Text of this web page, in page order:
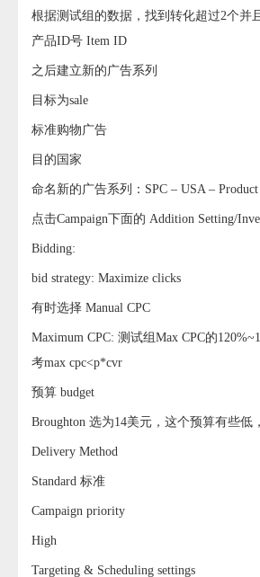
根据测试组的数据，找到转化超过2个并
产品ID号 Item ID
之后建立新的广告系列
目标为sale
标准购物广告
目的国家
命名新的广告系列：SPC – USA –
点击Campaign下面的 Addition Setting/
Bidding:
bid strategy: Maximize clicks
有时选择 Manual CPC
Maximum CPC: 测试组Max CPC的
考max cpc<p*cvr
预算 budget
Broughton 选为14美元，这个预算有些低
Delivery Method
Standard 标准
Campaign priority
High
Targeting & Scheduling settings